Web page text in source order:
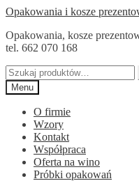
Przejdź
nawigacji
Przejdź
treści
Opakowania i kosze
Opakowania, kosze
tel. 662 070 168
Szukaj:
Menu
O firmie
Wzory
Kontakt
Współpraca
Oferta na wino
Próbki opakowań